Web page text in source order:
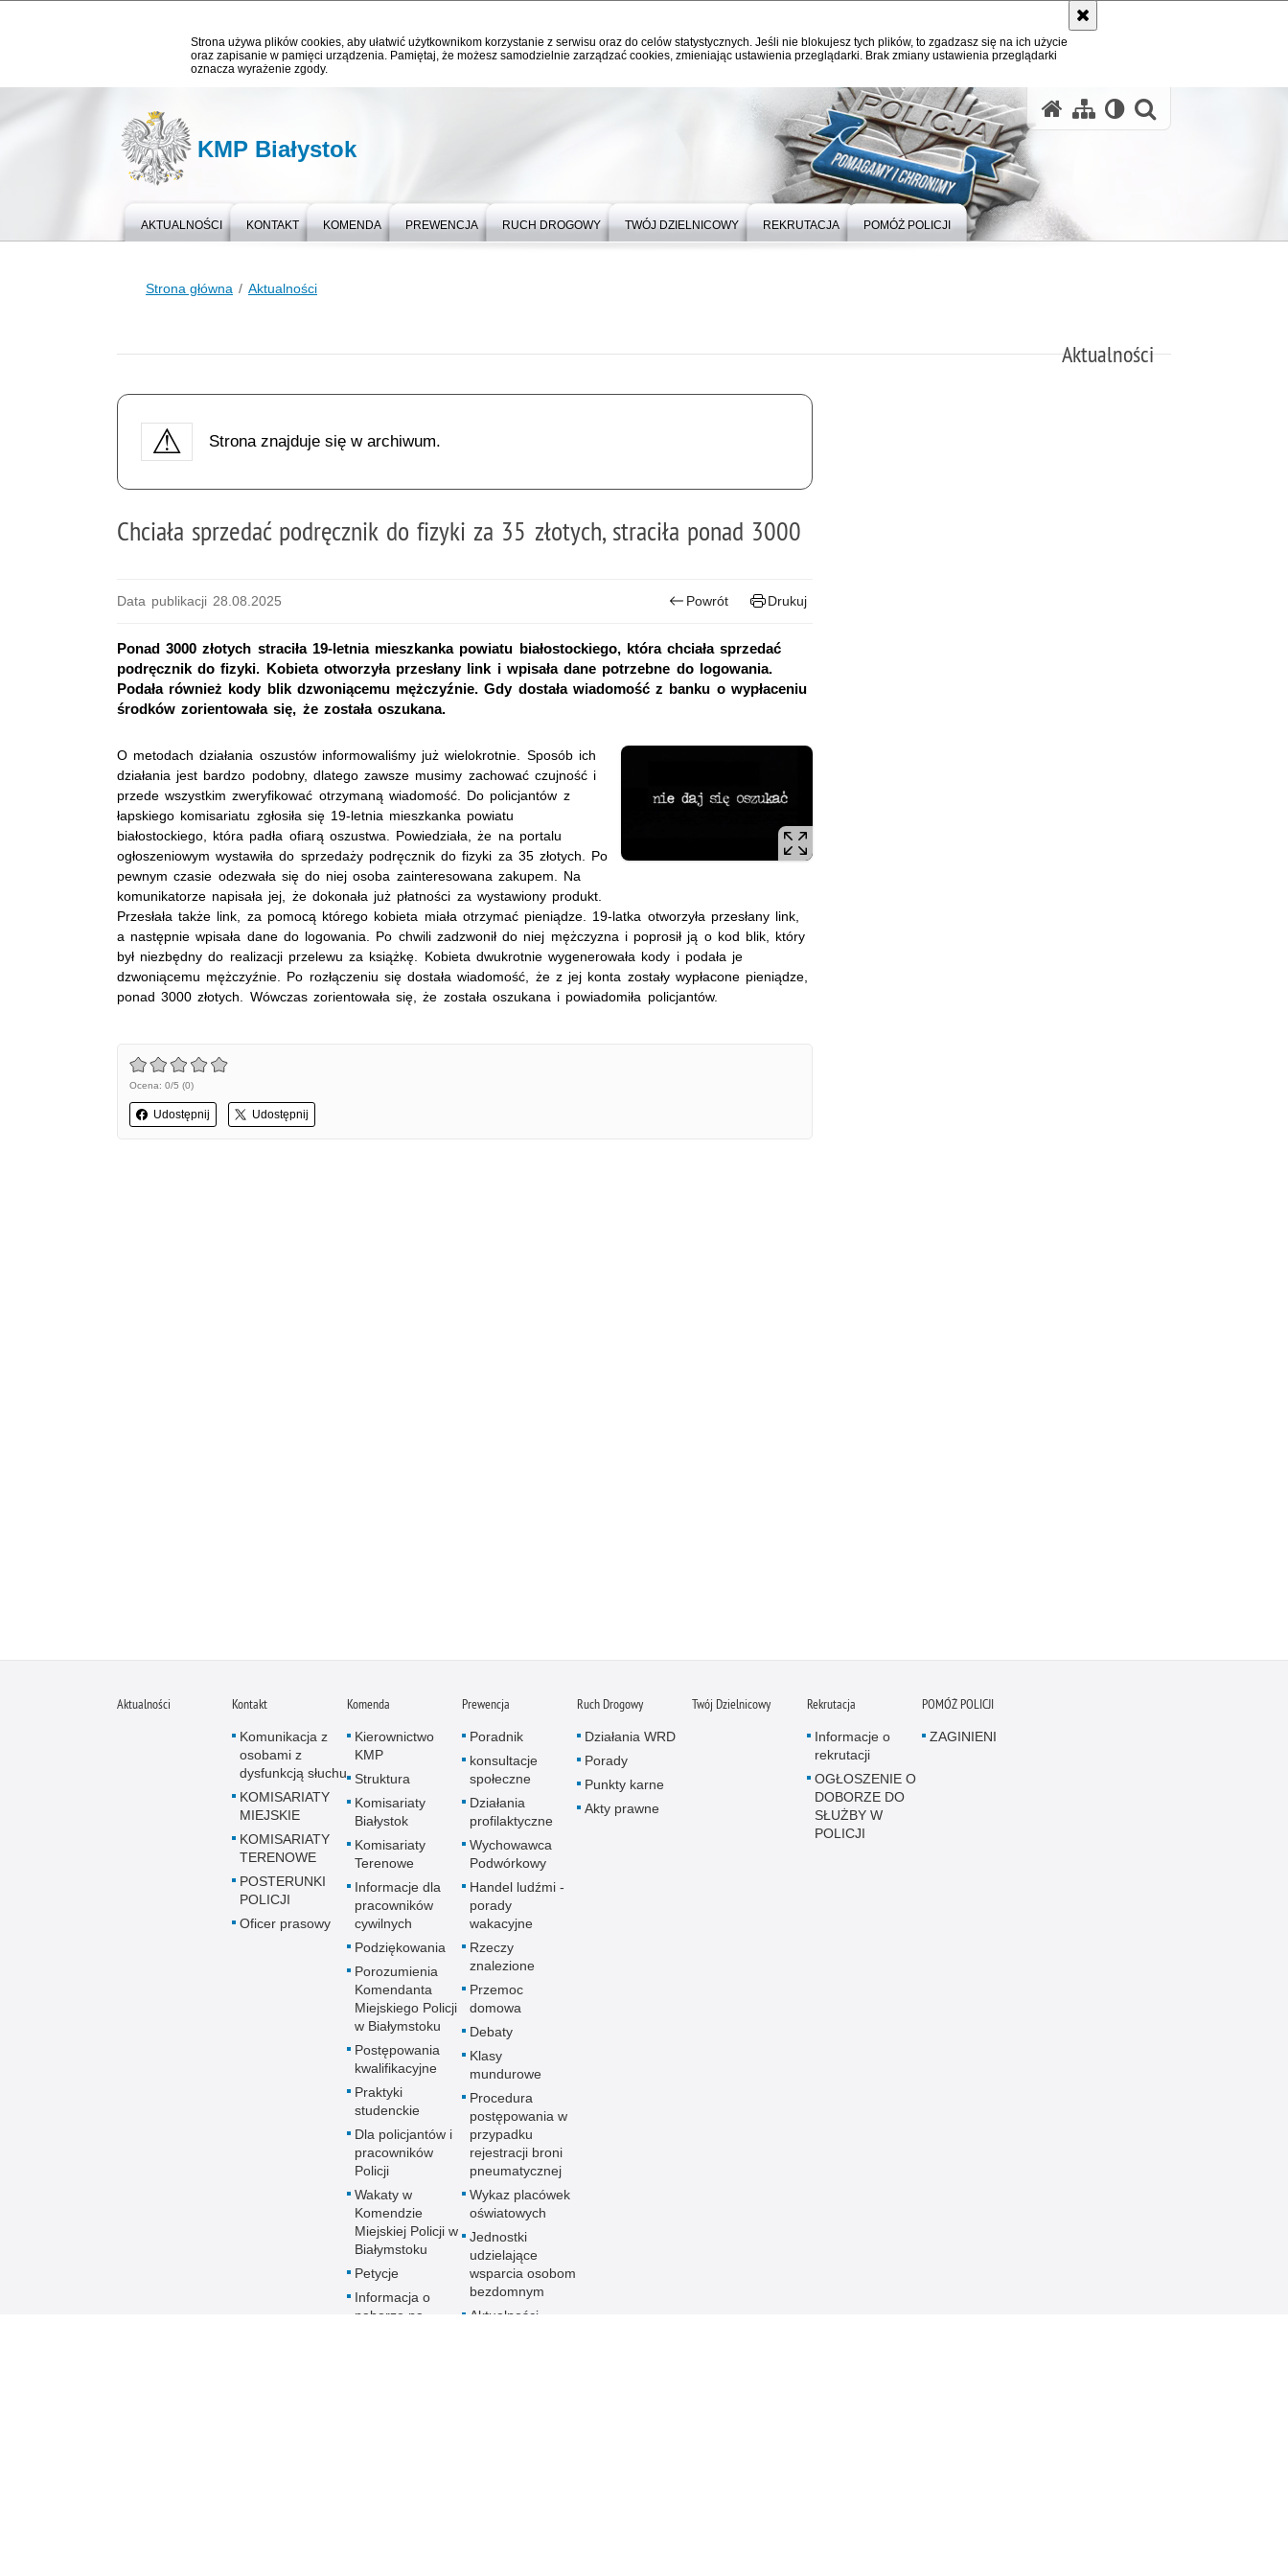
Strona używa plików cookies, aby ułatwić użytkownikom korzystanie z serwisu oraz do celów statystycznych. Jeśli nie blokujesz tych plików, to zgadzasz się na ich użycie
oraz zapisanie w pamięci urządzenia. Pamiętaj, że możesz samodzielnie zarządzać cookies, zmieniając ustawienia przeglądarki. Brak zmiany ustawienia przeglądarki
oznacza wyrażenie zgody.
KMP Białystok
AKTUALNOŚCI KONTAKT KOMENDA PREWENCJA RUCH DROGOWY TWÓJ DZIELNICOWY REKRUTACJA POMÓŻ POLICJI
Strona główna Aktualności
Aktualności
Strona znajduje się w archiwum.
Chciała sprzedać podręcznik do fizyki za 35 złotych, straciła ponad 3000
Data publikacji 28.08.2025 Powrót Drukuj
Ponad 3000 złotych straciła 19-letnia mieszkanka powiatu białostockiego, która chciała sprzedać
podręcznik do fizyki. Kobieta otworzyła przesłany link i wpisała dane potrzebne do logowania.
Podała również kody blik dzwoniącemu mężczyźnie. Gdy dostała wiadomość z banku o wypłaceniu
środków zorientowała się, że została oszukana.
O metodach działania oszustów informowaliśmy już wielokrotnie. Sposób ich
działania jest bardzo podobny, dlatego zawsze musimy zachować czujność i
przede wszystkim zweryfikować otrzymaną wiadomość.
Do policjantów z
łapskiego komisariatu zgłosiła się 19-letnia mieszkanka powiatu
białostockiego , która padła ofiarą oszustwa. Powiedziała, że na portalu
ogłoszeniowym wystawiła do sprzedaży podręcznik do fizyki za 35 złotych . Po
pewnym czasie odezwała się do niej osoba zainteresowana zakupem. Na
komunikatorze napisała jej, że dokonała już płatności za wystawiony produkt.
Przesłała także link, za pomocą którego kobieta miała otrzymać pieniądze. 19-latka otworzyła przesłany link,
a następniewpisała dane do logowania. Po chwili zadzwonił do niej mężczyzna i poprosił ją o kod blik, który
był niezbędny do realizacji przelewu za książkę. Kobieta dwukrotnie wygenerowała kody i podała je
dzwoniącemu mężczyźnie. Po rozłączeniu się dostała wiadomość, że z jej konta zostały wypłacone pieniądze,
ponad 3000 złotych. Wówczas zorientowała się, że została oszukana i powiadomiła policjantów.
Ocena: 0/5 (0)
Udostępnij Udostępnij
Aktualności Kontakt
Komunikacja z
osobami z
dysfunkcją słuchu
KOMISARIATY
MIEJSKIE
KOMISARIATY
TERENOWE
POSTERUNKI
POLICJI
Oficer prasowy
Komenda
Kierownictwo
KMP
Struktura
Komisariaty
Białystok
Komisariaty
Terenowe
Informacje dla
pracowników
cywilnych
Podziękowania
Porozumienia
Komendanta
Miejskiego Policji
w Białymstoku
Postępowania
kwalifikacyjne
Praktyki
studenckie
Dla policjantów i
pracowników
Policji
Wakaty w
Komendzie
Miejskiej Policji w
Białymstoku
Petycje
Informacja o
naborze na
Prewencja
Poradnik
konsultacje
społeczne
Działania
profilaktyczne
Wychowawca
Podwórkowy
Handel ludźmi -
porady
wakacyjne
Rzeczy
znalezione
Przemoc
domowa
Debaty
Klasy
mundurowe
Procedura
postępowania w
przypadku
rejestracji broni
pneumatycznej
Wykaz placówek
oświatowych
Jednostki
udzielające
wsparcia osobom
bezdomnym
Aktualności
Ruch Drogowy
Działania WRD
Porady
Punkty karne
Akty prawne
Twój Dzielnicowy Rekrutacja
Informacje o
rekrutacji
OGŁOSZENIE O
DOBORZE DO
SŁUŻBY W
POLICJI
POMÓŻ POLICJI
ZAGINIENI